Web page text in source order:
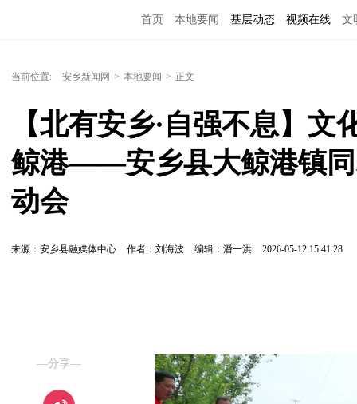
首页 本地要闻 基层动态 视频在线 文
当前位置: 安乡新闻网 > 本地要闻 > 正文
【北有安乡·自强不息】
鲸港——安乡县大鲸港镇同
动会
来源：安乡县融媒体中心 作者：刘海波 编辑：潘一洪 2026-05-12 15:41:28
—分享—